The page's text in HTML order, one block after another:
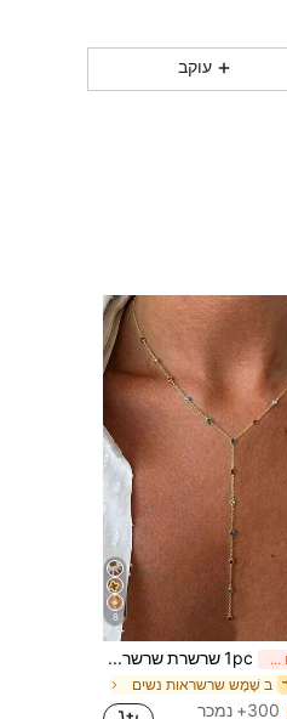
עוקב
8
3 ימים אחרונים 1pc שרשרת שרשרת מינימליסטית אופנתית מצופה זהב בצורת Y עם ריינסטון צבעוני ומעגלית מפלדת אל-חלד
ב שֶׁמֶש שרשראות נשים
300+ נמכר